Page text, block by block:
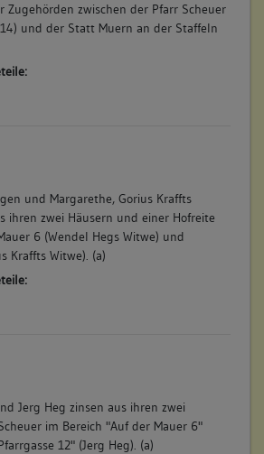
zwischen der Pfarr Scheuer
und der Statt Muern an der Staffeln
und Margarethe, Gorius Kraffts
ihren zwei Häusern und einer Hofreite
6 (Wendel Hegs Witwe) und
Kraffts Witwe). (a)
Jerg Heg zinsen aus ihren zwei
im Bereich "Auf der Mauer 6"
12" (Jerg Heg). (a)